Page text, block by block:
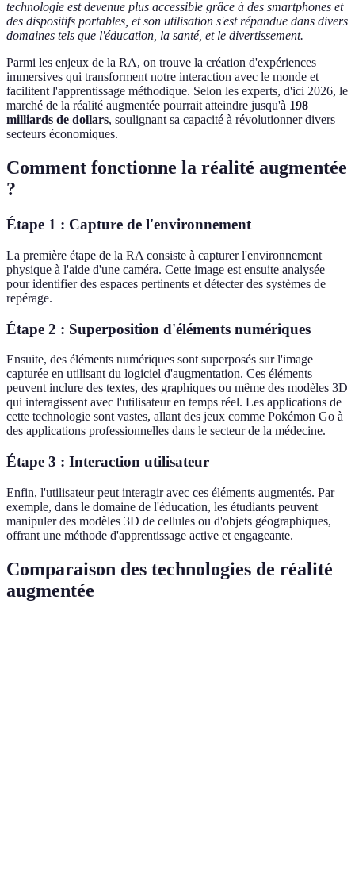
technologie est devenue plus accessible grâce à des smartphones et
des dispositifs portables, et son utilisation s'est répandue dans divers
domaines tels que l'éducation, la santé, et le divertissement.
Parmi les enjeux de la RA, on trouve la création d'expériences
immersives qui transforment notre interaction avec le monde et
facilitent l'apprentissage méthodique. Selon les experts, d'ici 2026, le
marché de la réalité augmentée pourrait atteindre jusqu'à 198
milliards de dollars, soulignant sa capacité à révolutionner divers
secteurs économiques.
Comment fonctionne la réalité augmentée
?
Étape 1 : Capture de l'environnement
La première étape de la RA consiste à capturer l'environnement
physique à l'aide d'une caméra. Cette image est ensuite analysée
pour identifier des espaces pertinents et détecter des systèmes de
repérage.
Étape 2 : Superposition d'éléments numériques
Ensuite, des éléments numériques sont superposés sur l'image
capturée en utilisant du logiciel d'augmentation. Ces éléments
peuvent inclure des textes, des graphiques ou même des modèles 3D
qui interagissent avec l'utilisateur en temps réel. Les applications de
cette technologie sont vastes, allant des jeux comme Pokémon Go à
des applications professionnelles dans le secteur de la médecine.
Étape 3 : Interaction utilisateur
Enfin, l'utilisateur peut interagir avec ces éléments augmentés. Par
exemple, dans le domaine de l'éducation, les étudiants peuvent
manipuler des modèles 3D de cellules ou d'objets géographiques,
offrant une méthode d'apprentissage active et engageante.
Comparaison des technologies de réalité
augmentée